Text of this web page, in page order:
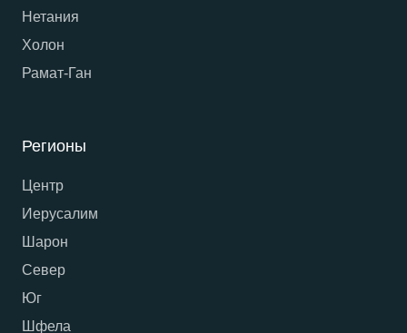
Нетания
Холон
Рамат-Ган
Регионы
Центр
Иерусалим
Шарон
Север
Юг
Шфела